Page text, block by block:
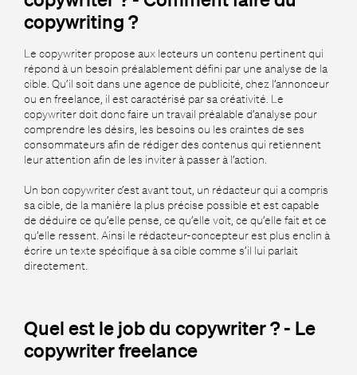
copywriting ?
Le copywriter propose aux lecteurs un contenu pertinent qui
répond à un besoin préalablement défini par une analyse de la
cible. Qu’il soit dans une agence de publicité, chez l’annonceur
ou en freelance, il est caractérisé par sa créativité. Le
copywriter doit donc faire un travail préalable d’analyse pour
comprendre les désirs, les besoins ou les craintes de ses
consommateurs afin de rédiger des contenus qui retiennent
leur attention afin de les inviter à passer à l’action.
Un bon copywriter c’est avant tout, un rédacteur qui a compris
sa cible, de la manière la plus précise possible et est capable
de déduire ce qu’elle pense, ce qu’elle voit, ce qu’elle fait et ce
qu’elle ressent. Ainsi le rédacteur-concepteur est plus enclin à
écrire un texte spécifique à sa cible comme s’il lui parlait
directement.
Quel est le job du copywriter ? - Le
copywriter freelance